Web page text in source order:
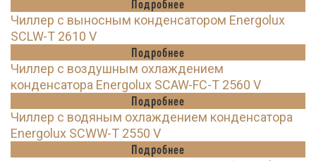
Подробнее
Чиллер с выносным конденсатором Energolux
SCLW-T 2610 V
Подробнее
Чиллер с воздушным охлаждением
конденсатора Energolux SCAW-FC-T 2560 V
Подробнее
Чиллер с водяным охлаждением конденсатора
Energolux SCWW-T 2550 V
Подробнее